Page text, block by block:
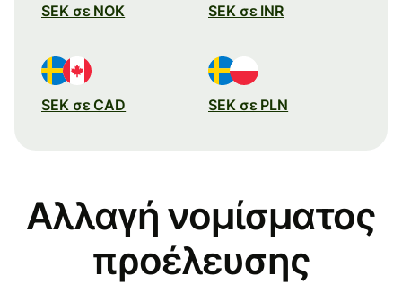
SEK σε NOK SEK σε INR
SEK σε CAD SEK σε PLN
Αλλαγή νομίσματος
προέλευσης